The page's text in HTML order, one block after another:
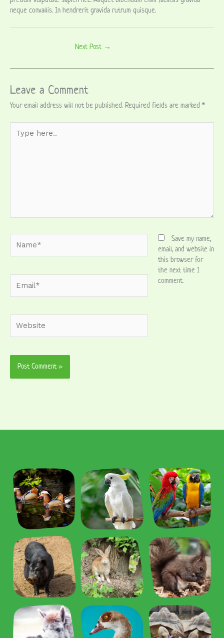
neque convallis. In hendrerit gravida rutrum quisque.
Next Post →
Leave a Comment
Your email address will not be published. Required fields are marked *
here..
Save my name,
email, and website in
this browser for
the next time I
comment.